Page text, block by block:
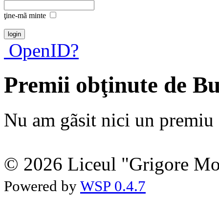
ţine-mã minte
OpenID?
Premii obţinute de
Nu am gãsit nici un premiu
© 2026 Liceul "Grigore
Powered by WSP 0.4.7